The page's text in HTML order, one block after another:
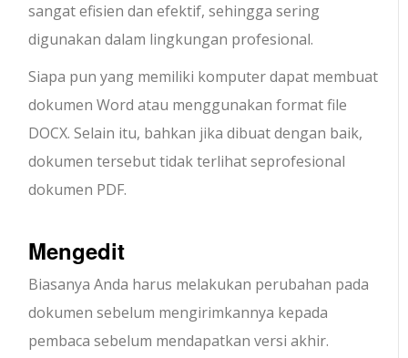
sangat efisien dan efektif, sehingga sering
digunakan dalam lingkungan profesional.
Siapa pun yang memiliki komputer dapat membuat
dokumen Word atau menggunakan format file
DOCX. Selain itu, bahkan jika dibuat dengan baik,
dokumen tersebut tidak terlihat seprofesional
dokumen PDF.
Mengedit
Biasanya Anda harus melakukan perubahan pada
dokumen sebelum mengirimkannya kepada
pembaca sebelum mendapatkan versi akhir.